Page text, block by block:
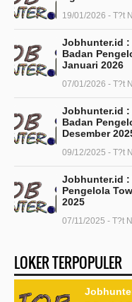
19/01/2026 - T?t
Jobhunter.id :
Badan
Januari 2026
07/01/2026 - T?t
Jobhunter.id :
Badan
Desember
09/12/2025 - T?t
Jobhunter.id :
Pengelola
2025
07/11/2025 - T?t
LOKER TERPOPULER